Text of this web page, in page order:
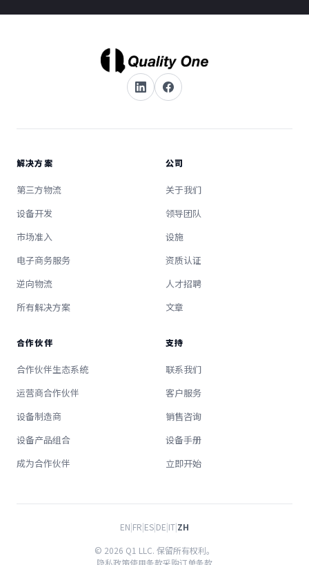
解决方案
第三方物流
设备开发
市场准入
电子商务服务
逆向物流
所有解决方案
公司
关于我们
领导团队
设施
资质认证
人才招聘
文章
合作伙伴
合作伙伴生态系统
运营商合作伙伴
设备制造商
设备产品组合
成为合作伙伴
支持
联系我们
客户服务
销售咨询
设备手册
立即开始
EN|FR|ES|DE|IT|ZH
© 2026 Q1 LLC. 保留所有权利。
隐私政策使用条款采购订单条款